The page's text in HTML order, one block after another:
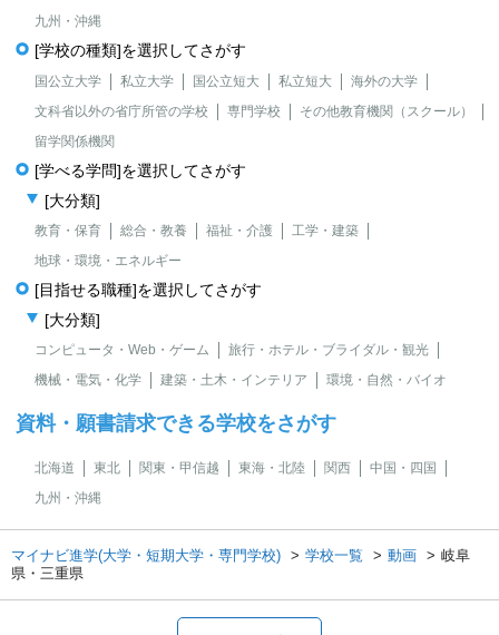
九州・沖縄
[学校の種類]を選択してさがす
国公立大学 私立大学 国公立短大 私立短大
海外の大学
文科省以外の省庁所管の学校
専門学校
その他教育機関（スクール）
留学関係機関
[学べる学問]を選択してさがす
[大分類]
教育・保育 総合・教養 福祉・介護
工学・建築
地球・環境・エネルギー
[目指せる職種]を選択してさがす
[大分類]
コンピュータ・Web・ゲーム
旅行・ホテル・ブライダル・観光
機械・電気・化学
建築・土木・インテリア 環境・自然・バイオ
資料・願書請求できる学校をさがす
北海道 東北 関東・甲信越 東海・北陸 関西
中国・四国
九州・沖縄
マイナビ進学(大学・短期大学・専門学校) 学校一覧 動画
岐阜
県・三重県